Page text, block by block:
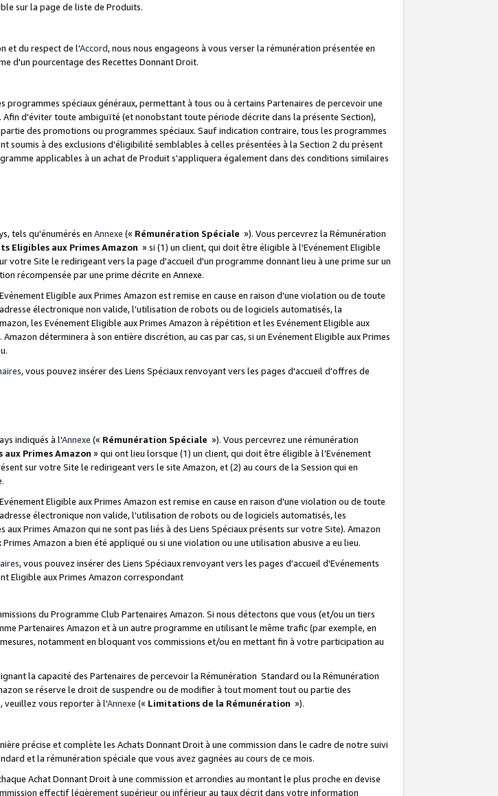
sur la page de liste de Produits.
et du respect de l'Accord, nous nous engageons à vous verser la rémunération présentée en
d'un pourcentage des Recettes Donnant Droit.
spéciaux généraux, permettant à tous ou à certains Partenaires de percevoir une
Afin d'éviter toute ambiguïté (et nonobstant toute période décrite dans la présente Section),
des promotions ou programmes spéciaux. Sauf indication contraire, tous les programmes
soumis à des exclusions d'éligibilité semblables à celles présentées à la Section 2 du présent
applicables à un achat de Produit s'appliquera également dans des conditions similaires
tels qu'énumérés en Annexe (« Rémunération Spéciale »). Vous percevrez la Rémunération
Eligibles aux Primes Amazon » si (1) un client, qui doit être éligible à l'Evénement Eligible
votre Site le redirigeant vers la page d'accueil d'un programme donnant lieu à une prime sur un
récompensée par une prime décrite en Annexe.
Eligible aux Primes Amazon est remise en cause en raison d'une violation ou de toute
électronique non valide, l'utilisation de robots ou de logiciels automatisés, la
les Evénement Eligible aux Primes Amazon à répétition et les Evénement Eligible aux
déterminera à son entière discrétion, au cas par cas, si un Evénement Eligible aux Primes
, vous pouvez insérer des Liens Spéciaux renvoyant vers les pages d'accueil d'offres de
indiqués à l'Annexe (« Rémunération Spéciale »). Vous percevrez une rémunération
aux Primes Amazon » qui ont lieu lorsque (1) un client, qui doit être éligible à l’Evénement
sur votre Site le redirigeant vers le site Amazon, et (2) au cours de la Session qui en
Eligible aux Primes Amazon est remise en cause en raison d'une violation ou de toute
électronique non valide, l'utilisation de robots ou de logiciels automatisés, les
Primes Amazon qui ne sont pas liés à des Liens Spéciaux présents sur votre Site). Amazon
Amazon a bien été appliqué ou si une violation ou une utilisation abusive a eu lieu.
, vous pouvez insérer des Liens Spéciaux renvoyant vers les pages d'accueil d'Evénements
Eligible aux Primes Amazon correspondant
du Programme Club Partenaires Amazon. Si nous détectons que vous (et/ou un tiers
Partenaires Amazon et à un autre programme en utilisant le même trafic (par exemple, en
notamment en bloquant vos commissions et/ou en mettant fin à votre participation au
la capacité des Partenaires de percevoir la Rémunération Standard ou la Rémunération
se réserve le droit de suspendre ou de modifier à tout moment tout ou partie des
veuillez vous reporter à l'Annexe (« Limitations de la Rémunération »).
précise et complète les Achats Donnant Droit à une commission dans le cadre de notre suivi
et la rémunération spéciale que vous avez gagnées au cours de ce mois.
Achat Donnant Droit à une commission et arrondies au montant le plus proche en devise
effectif légèrement supérieur ou inférieur au taux décrit dans votre information